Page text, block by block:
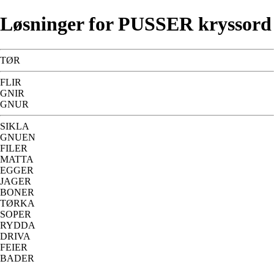
Løsninger for PUSSER kryssord
TØR
FLIR
GNIR
GNUR
SIKLA
GNUEN
FILER
MATTA
EGGER
JAGER
BONER
TØRKA
SOPER
RYDDA
DRIVA
FEIER
BADER